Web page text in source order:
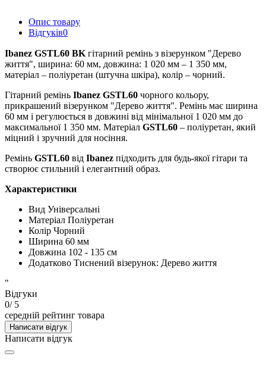
Опис товару
Відгуків0
Ibanez GSTL60 BK гітарний ремінь з візерунком "Дерево
життя", ширина: 60 мм, довжина: 1 020 мм – 1 350 мм,
матеріал – поліуретан (штучна шкіра), колір – чорний.
Гітарний ремінь Ibanez GSTL60 чорного кольору,
прикрашений візерунком "Дерево життя". Ремінь має ширина
60 мм і регулюється в довжині від мінімальної 1 020 мм до
максимальної 1 350 мм. Матеріал GSTL60 – поліуретан, який
міцний і зручний для носіння.
Ремінь GSTL60 від Ibanez підходить для будь-якої гітари та
створює стильний і елегантний образ.
Характеристики
Вид Універсальні
Матеріал Поліуретан
Колір Чорний
Ширина 60 мм
Довжина 102 - 135 см
Додатково Тиснений візерунок: Дерево життя
"
Відгуки
0/ 5
середній рейтинг товара
Написати відгук
Написати відгук